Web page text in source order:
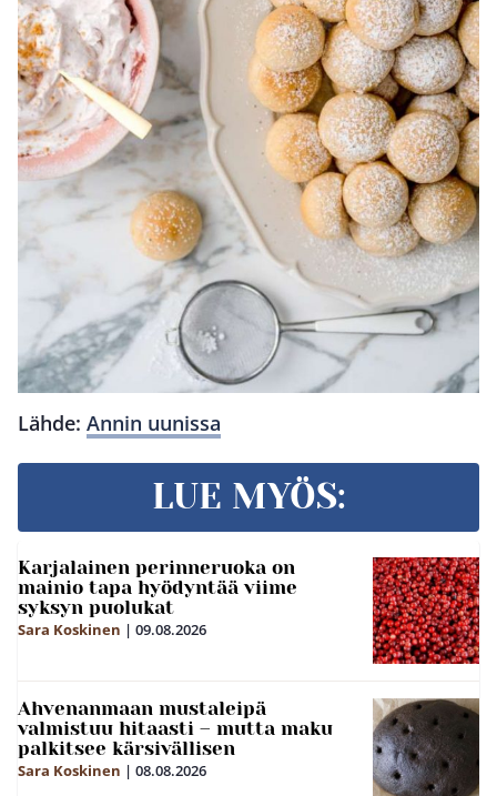
Lähde: Annin uunissa
LUE MYÖS:
Karjalainen perinneruoka on
mainio tapa hyödyntää viime
syksyn puolukat
Sara Koskinen | 09.08.2026
Ahvenanmaan mustaleipä
valmistuu hitaasti – mutta maku
palkitsee kärsivällisen
Sara Koskinen | 08.08.2026